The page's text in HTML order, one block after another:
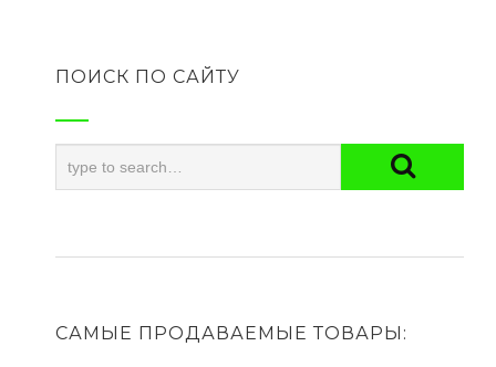
ПОИСК ПО САЙТУ
САМЫЕ ПРОДАВАЕМЫЕ ТОВАРЫ: